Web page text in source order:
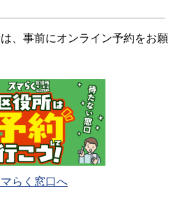
、事前にオンライン予約をお願
らく窓口へ